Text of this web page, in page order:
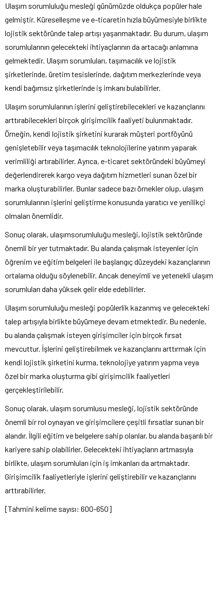
Ulaşım sorumluluğu mesleği günümüzde oldukça popüler hale
gelmiştir. Küreselleşme ve e-ticaretin hızla büyümesiyle birlikte
lojistik sektöründe talep artışı yaşanmaktadır. Bu durum, ulaşım
sorumlularının gelecekteki ihtiyaçlarının da artacağı anlamına
gelmektedir. Ulaşım sorumluları, taşımacılık ve lojistik
şirketlerinde, üretim tesislerinde, dağıtım merkezlerinde veya
kendi bağımsız şirketlerinde iş imkanı bulabilirler.
Ulaşım sorumlularının işlerini geliştirebilecekleri ve kazançlarını
arttırabilecekleri birçok girişimcilik faaliyeti bulunmaktadır.
Örneğin, kendi lojistik şirketini kurarak müşteri portföyünü
genişletebilir veya taşımacılık teknolojilerine yatırım yaparak
verimliliği artırabilirler. Ayrıca, e-ticaret sektöründeki büyümeyi
değerlendirerek kargo veya dağıtım hizmetleri sunan özel bir
marka oluşturabilirler. Bunlar sadece bazı örnekler olup, ulaşım
sorumlularının işlerini geliştirme konusunda yaratıcı ve yenilikçi
olmaları önemlidir.
Sonuç olarak, ulaşımsorumluluğu mesleği, lojistik sektöründe
önemli bir yer tutmaktadır. Bu alanda çalışmak isteyenler için
öğrenim ve eğitim belgeleri ile başlangıç düzeydeki kazançlarının
ortalama olduğu söylenebilir. Ancak deneyimli ve yetenekli ulaşım
sorumluları daha yüksek gelir elde edebilirler.
Ulaşım sorumluluğu mesleği popülerlik kazanmış ve gelecekteki
talep artışıyla birlikte büyümeye devam etmektedir. Bu nedenle,
bu alanda çalışmak isteyen girişimciler için birçok fırsat
mevcuttur. İşlerini geliştirebilmek ve kazançlarını arttırmak için
kendi lojistik şirketini kurma, teknolojiye yatırım yapma veya
özel bir marka oluşturma gibi girişimcilik faaliyetleri
gerçekleştirilebilir.
Sonuç olarak, ulaşım sorumlusu mesleği, lojistik sektöründe
önemli bir rol oynayan ve girişimcilere çeşitli fırsatlar sunan bir
alandır. İlgili eğitim ve belgelere sahip olanlar, bu alanda başarılı bir
kariyere sahip olabilirler. Gelecekteki ihtiyaçların artmasıyla
birlikte, ulaşım sorumluları için iş imkanları da artmaktadır.
Girişimcilik faaliyetleriyle işlerini geliştirebilir ve kazançlarını
arttırabilirler.
[Tahmini kelime sayısı: 600-650]